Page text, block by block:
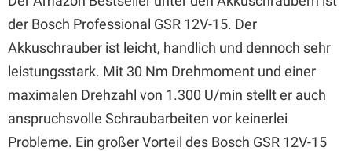
der Bosch Professional GSR 12V-15. Der
Akkuschrauber ist leicht, handlich und dennoch sehr
leistungsstark. Mit 30 Nm Drehmoment und einer
maximalen Drehzahl von 1.300 U/min stellt er auch
anspruchsvolle Schraubarbeiten vor keinerlei
Probleme. Ein großer Vorteil des Bosch GSR 12V-15